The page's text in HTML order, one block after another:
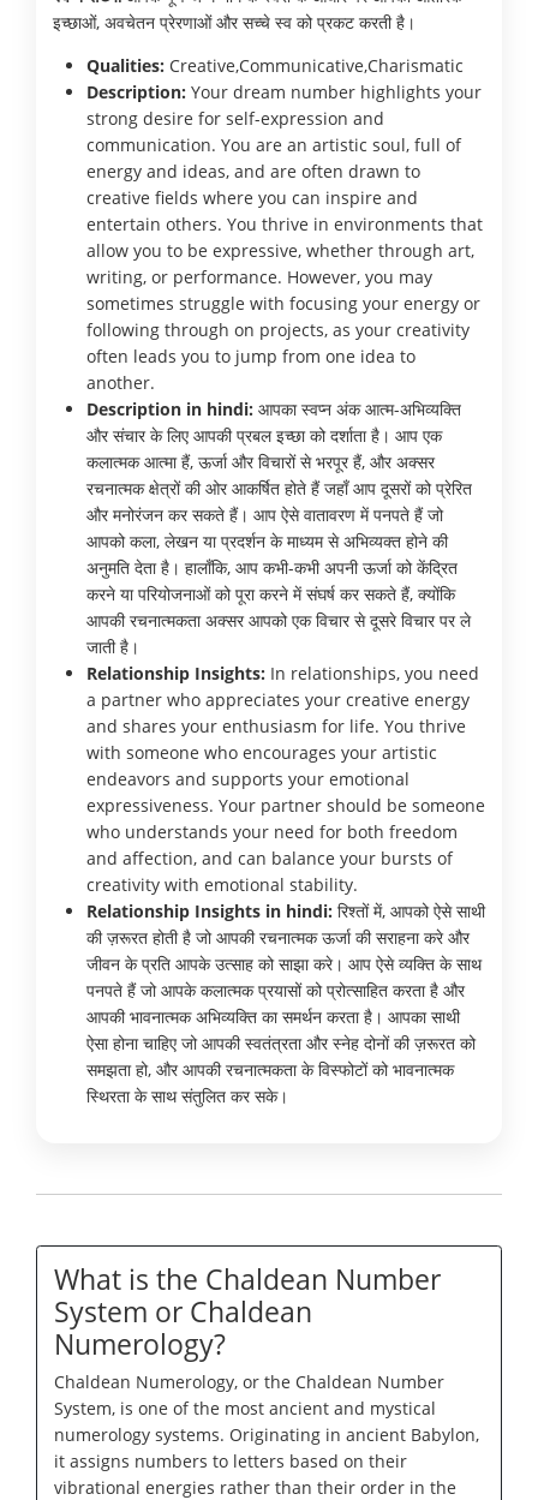
इच्छाओं, अवचेतन प्रेरणाओं और सच्चे स्व को प्रकट करती है।
Qualities: Creative,Communicative,Charismatic
Description: Your dream number highlights your
strong desire for self-expression and
communication. You are an artistic soul, full of
energy and ideas, and are often drawn to
creative fields where you can inspire and
entertain others. You thrive in environments that
allow you to be expressive, whether through art,
writing, or performance. However, you may
sometimes struggle with focusing your energy or
following through on projects, as your creativity
often leads you to jump from one idea to
another.
Description in hindi: आपका स्वप्न अंक आत्म-अभिव्यक्ति
और संचार के लिए आपकी प्रबल इच्छा को दर्शाता है। आप एक
कलात्मक आत्मा हैं, ऊर्जा और विचारों से भरपूर हैं, और अक्सर
रचनात्मक क्षेत्रों की ओर आकर्षित होते हैं जहाँ आप दूसरों को प्रेरित
और मनोरंजन कर सकते हैं। आप ऐसे वातावरण में पनपते हैं जो
आपको कला, लेखन या प्रदर्शन के माध्यम से अभिव्यक्त होने की
अनुमति देता है। हालाँकि, आप कभी-कभी अपनी ऊर्जा को केंद्रित
करने या परियोजनाओं को पूरा करने में संघर्ष कर सकते हैं, क्योंकि
आपकी रचनात्मकता अक्सर आपको एक विचार से दूसरे विचार पर ले
जाती है।
Relationship Insights: In relationships, you need
a partner who appreciates your creative energy
and shares your enthusiasm for life. You thrive
with someone who encourages your artistic
endeavors and supports your emotional
expressiveness. Your partner should be someone
who understands your need for both freedom
and affection, and can balance your bursts of
creativity with emotional stability.
Relationship Insights in hindi: रिश्तों में, आपको ऐसे साथी
की ज़रूरत होती है जो आपकी रचनात्मक ऊर्जा की सराहना करे और
जीवन के प्रति आपके उत्साह को साझा करे। आप ऐसे व्यक्ति के साथ
पनपते हैं जो आपके कलात्मक प्रयासों को प्रोत्साहित करता है और
आपकी भावनात्मक अभिव्यक्ति का समर्थन करता है। आपका साथी
ऐसा होना चाहिए जो आपकी स्वतंत्रता और स्नेह दोनों की ज़रूरत को
समझता हो, और आपकी रचनात्मकता के विस्फोटों को भावनात्मक
स्थिरता के साथ संतुलित कर सके।
What is the Chaldean Number
System or Chaldean
Numerology?
Chaldean Numerology, or the Chaldean Number
System, is one of the most ancient and mystical
numerology systems. Originating in ancient Babylon,
it assigns numbers to letters based on their
vibrational energies rather than their order in the